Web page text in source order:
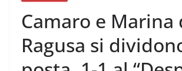
Camaro e Marina
Ragusa si